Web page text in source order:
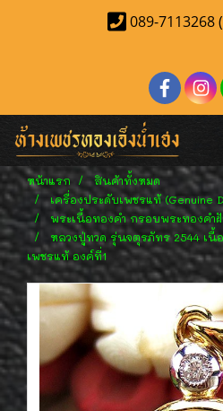
089-
หน้าแรก
สินค้าทั้งหมด
เครื่องประดับเพชรแท้ (Genuine
พระเนื้อทองคำ กรอบพระทองคำ
หลวงปู่ทวด รุ่นจตุรภัทร 2544 เนื้
เพชรแท้ องค์ที่1